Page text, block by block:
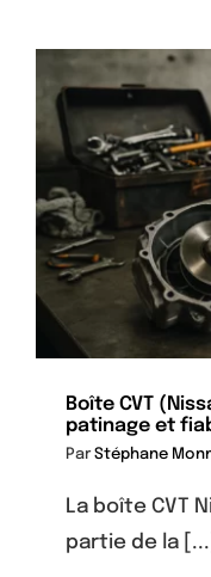
Boîte CVT
patinage et
ParStéphane
La boîte CVT
partie de la [...]